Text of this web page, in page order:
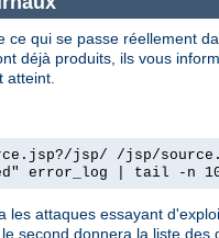
ce qui se passe réellement
déjà produits, ils vous
atteint.
jsp/ /jsp/
error_log | tail -n
les attaques essayant
, le second donnera la liste